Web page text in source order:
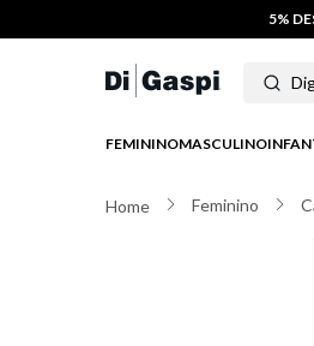
5%
Digite o
FEMININOMASCULINO
Feminino